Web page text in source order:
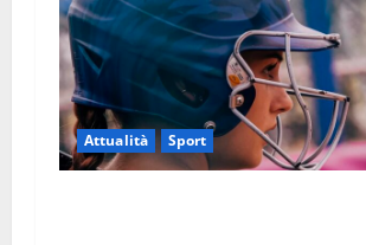
Attualità Sport